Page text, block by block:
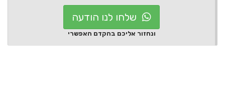
שלחו לנו הודעה
ונחזור אליכם בהקדם האפשרי